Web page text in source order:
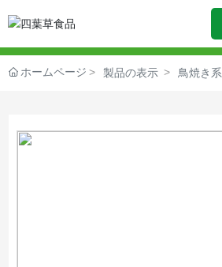
ホームページ 製品の表示 鳥焼き系